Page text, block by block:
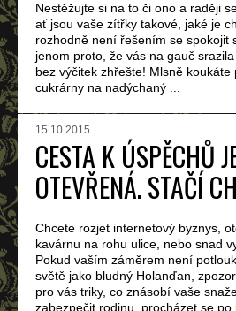
Nestěžujte si na to či ono a raději
ať jsou vaše zítřky takové, jaké je
rozhodně není řešením se spokojit
jenom proto, že vás na gauč
bez výčitek zhřešte! Mlsně koukáte
cukrárny na nadýchaný ...
15.10.2015
CESTA K ÚSPĚCHŮ
OTEVŘENÁ. STAČÍ
Chcete rozjet internetový byznys,
kavárnu na rohu ulice, nebo snad
Pokud vaším záměrem není
světě jako bludný Holanďan,
pro vás triky, co znásobí vaše
zabezpečit rodinu, procházet se po